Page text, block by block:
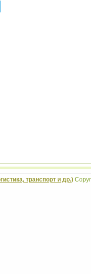
транспорт и др.)